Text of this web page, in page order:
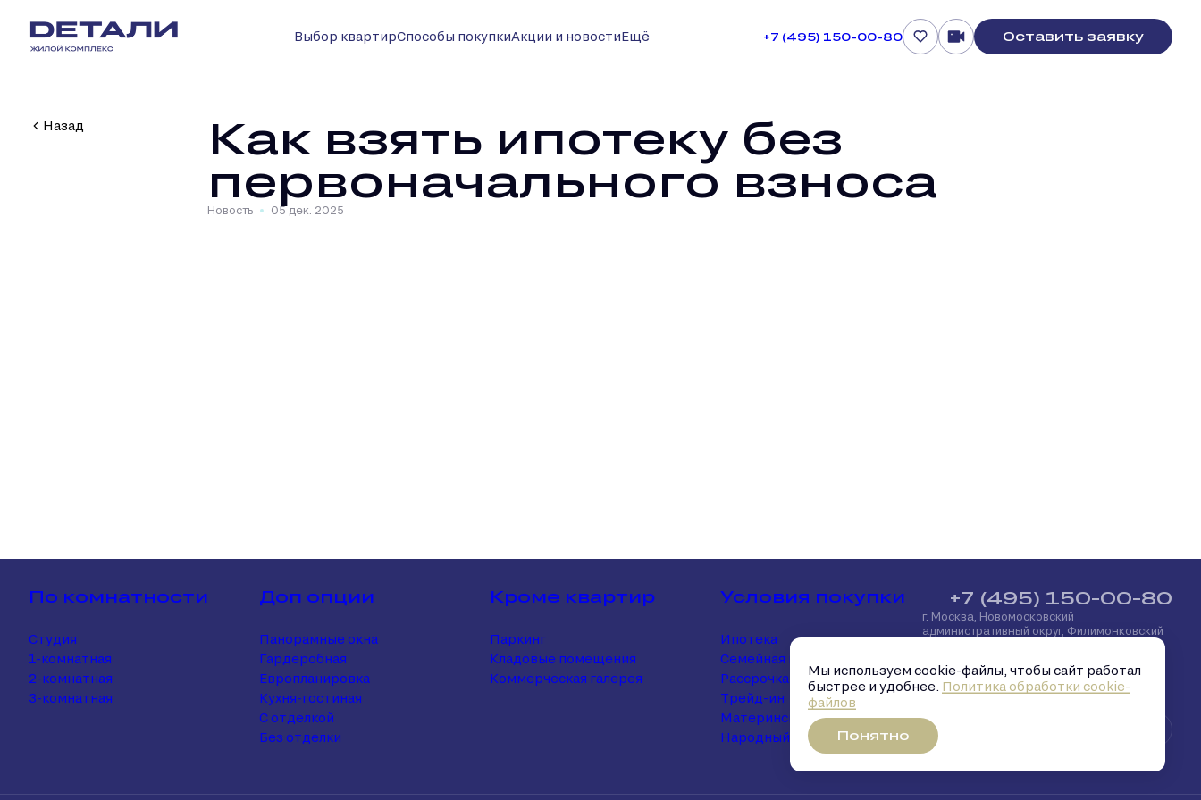
Выбор квартирСпособы покупкиАкции и новостиЕщё +7 (495) 150-00-80 Оставить заявку
Назад
Как взять ипотеку без
первоначального взноса
Новость 05 дек. 2025
По комнатности
Студия
1-комнатная
2-комнатная
3-комнатная
Доп опции
Панорамные окна
Гардеробная
Европланировка
Кухня-гостиная
С отделкой
Без отделки
Кроме квартир
Паркинг
Кладовые помещения
Коммерческая галерея
Условия покупки
Ипотека
Семейная ипотека
Рассрочка
Трейд-ин
Материнский капитал
Народный брокер
+7 (495) 150-00-80
г. Москва, Новомосковский
административный округ, Филимонковский
Мы используем cookie-файлы, чтобы сайт работал
быстрее и удобнее. Политика обработки cookie-
файлов
Понятно